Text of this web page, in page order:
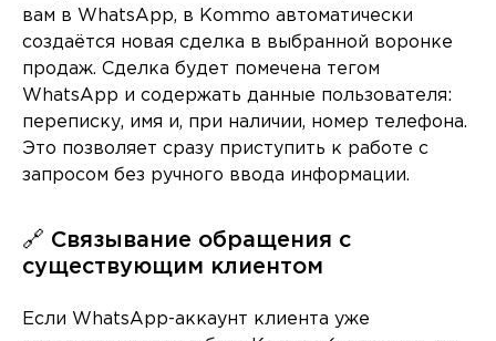
вам в WhatsApp, в Kommo автоматически
создаётся новая сделка в выбранной воронке
продаж. Сделка будет помечена тегом
WhatsApp и содержать данные пользователя:
переписку, имя и, при наличии, номер телефона.
Это позволяет сразу приступить к работе с
запросом без ручного ввода информации.
🔗 Связывание обращения с
существующим клиентом
Если WhatsApp-аккаунт клиента уже